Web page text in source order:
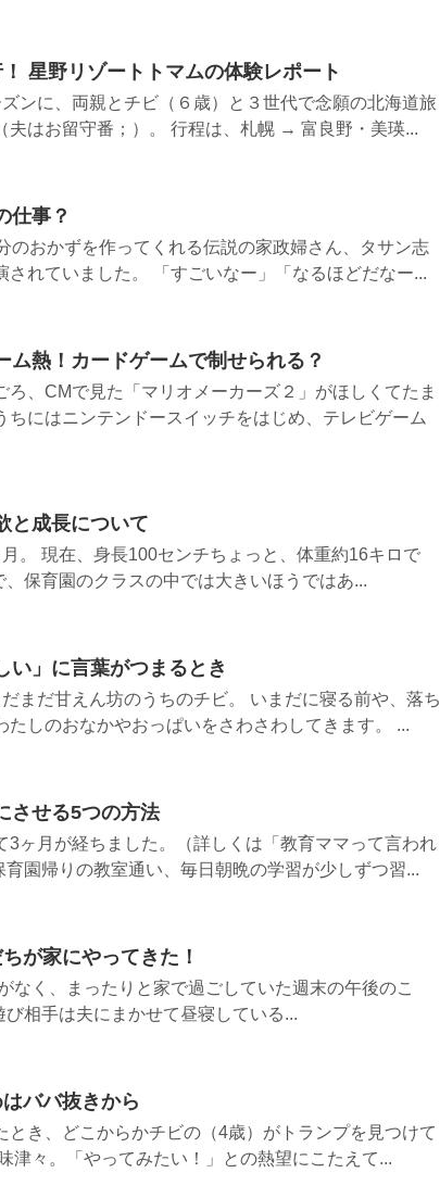
星野リゾートトマムの体験レポート
ンに、両親とチビ（６歳）と３世代で念願の北海道旅
夫はお留守番；）。 行程は、札幌 → 富良野・美瑛...
仕事？
のおかずを作ってくれる伝説の家政婦さん、タサン志
されていました。 「すごいなー」「なるほどだなー...
ム熱！カードゲームで制せられる？
ろ、CMで見た「マリオメーカーズ２」がほしくてたま
ちにはニンテンドースイッチをはじめ、テレビゲーム
と成長について
。 現在、身長100センチちょっと、体重約16キロで
保育園のクラスの中では大きいほうではあ...
い」に言葉がつまるとき
まだ甘えん坊のうちのチビ。 いまだに寝る前や、落ち
たしのおなかやおっぱいをさわさわしてきます。 ...
させる5つの方法
3ヶ月が経ちました。（詳しくは「教育ママって言われ
園帰りの教室通い、毎日朝晩の学習が少しずつ習...
が家にやってきた！
なく、まったりと家で過ごしていた週末の午後のこ
び相手は夫にまかせて昼寝している...
ババ抜きから
とき、どこからかチビの（4歳）がトランプを見つけて
津々。「やってみたい！」との熱望にこたえて...